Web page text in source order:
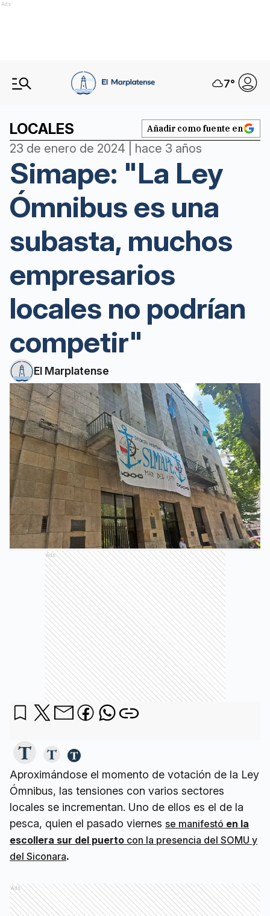
Ads
7°
LOCALES Añadir como fuente en
23 de enero de 2024 | hace 3 años
Simape: "La Ley
Ómnibus es una
subasta, muchos
empresarios
locales no podrían
competir"
El Marplatense
Ads
Aproximándose el momento de votación de la Ley
Ómnibus, las tensiones con varios sectores
locales se incrementan. Uno de ellos es el de la
pesca, quien el pasado viernes se manifestó en la
escollera sur del puerto con la presencia del SOMU y
del Siconara.
Ads